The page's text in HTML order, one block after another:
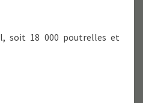
soit 18 000 poutrelles et